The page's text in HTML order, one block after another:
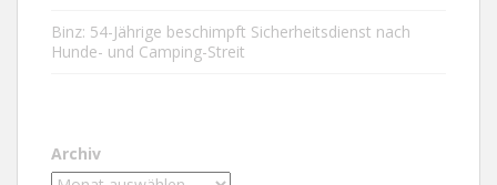
Binz: 54-Jährige beschimpft Sicherheitsdienst nach
Hunde- und Camping-Streit
Archiv